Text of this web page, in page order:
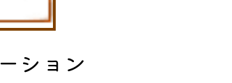
ション